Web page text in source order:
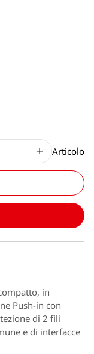
Articolo
in
Push-in con
di 2 fili
e di interfacce